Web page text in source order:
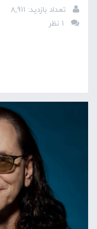
تعداد بازدید: 8,911